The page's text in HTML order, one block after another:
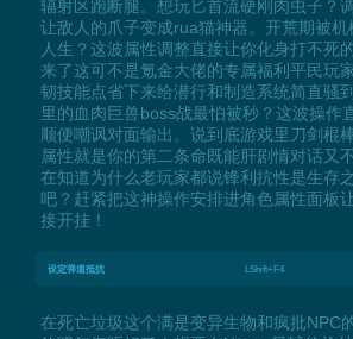
辐射区跑断腿。想玩匕首流硬刚肉虫子？
让敌人的爪子变成rua猫神器。开荒期被机
人生？这波属性调整直接让你化身打不死
来了这可不是氪金大佬的专属福利平民玩
韧技能点省下来给潜行和制造系统简直骚
里的血肉巨兽boss战最怕被秒？这波操作
顺便嘲讽对面输出。说到底游戏里刀剑棍
属性就是你的第二条命既能肝剧情对话又
在知道为什么老玩家都说锋利抗性是生存
吧？赶紧把这神操作安排进角色属性面板
接开挂！
设定弹道抵抗 LShift+F4
在死亡垃圾这个满是变异生物和疯批NPC